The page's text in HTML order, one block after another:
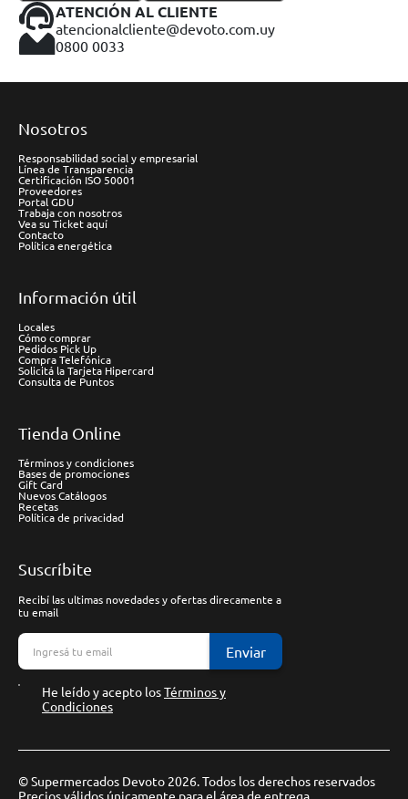
ATENCIÓN AL CLIENTE
atencionalcliente@devoto.com.uy
0800 0033
Nosotros
Responsabilidad social y empresarial
Línea de Transparencia
Certificación ISO 50001
Proveedores
Portal GDU
Trabaja con nosotros
Vea su Ticket aquí
Contacto
Política energética
Información útil
Locales
Cómo comprar
Pedidos Pick Up
Compra Telefónica
Solicitá la Tarjeta Hipercard
Consulta de Puntos
Tienda Online
Términos y condiciones
Bases de promociones
Gift Card
Nuevos Catálogos
Recetas
Política de privacidad
Suscríbite
Recibí las ultimas novedades y ofertas direcamente a
tu email
Enviar
He leído y acepto losTérminos y
Condiciones
© Supermercados Devoto 2026. Todos los derechos reservados
Precios válidos únicamente para el área de entrega.